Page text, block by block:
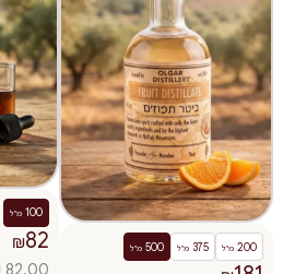
500 מ"ל 375 מ"ל 200 מ"ל
100 מ"ל
₪82
82.00 ₪ / 100 מ"ל